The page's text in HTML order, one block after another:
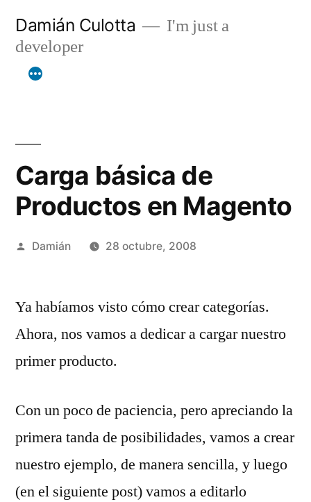
contenido
Damián Culotta
I'm just a
developer
Carga básica de
Productos en Magento
Publicado
Damián 28 octubre, 2008
Ya habíamos visto cómo crear categorías.
Ahora, nos vamos a dedicar a cargar nuestro
primer producto.
Con un poco de paciencia, pero apreciando la
primera tanda de posibilidades, vamos a crear
nuestro ejemplo, de manera sencilla, y luego
(en el siguiente post) vamos a editarlo